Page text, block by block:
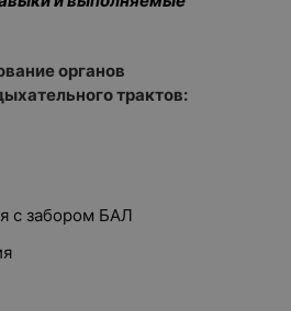
органов
трактов:
с забором БАЛ